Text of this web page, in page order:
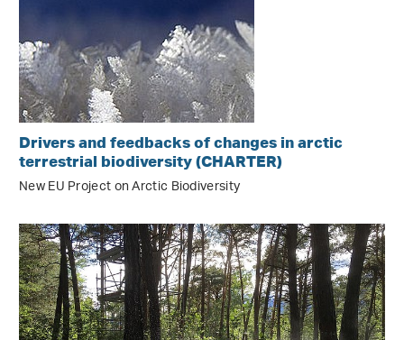
Drivers and feedbacks of changes in arctic
terrestrial biodiversity (CHARTER)
New EU Project on Arctic Biodiversity